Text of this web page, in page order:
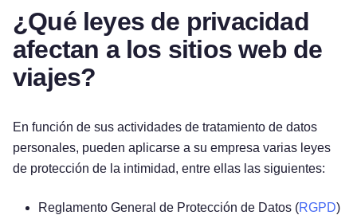
¿Qué leyes de privacidad
afectan a los sitios web de
viajes?
En función de sus actividades de tratamiento de datos
personales, pueden aplicarse a su empresa varias leyes
de protección de la intimidad, entre ellas las siguientes:
Reglamento General de Protección de Datos (RGPD)